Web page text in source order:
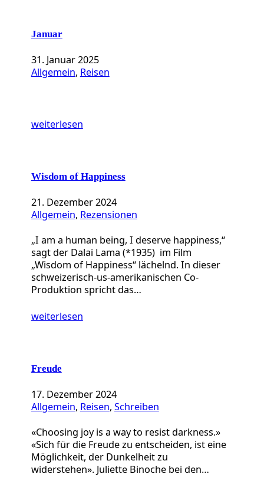
Januar
31. Januar 2025
Allgemein, Reisen
weiterlesen
Wisdom of Happiness
21. Dezember 2024
Allgemein, Rezensionen
„I am a human being, I deserve happiness,“
sagt der Dalai Lama (*1935) im Film
„Wisdom of Happiness“ lächelnd. In dieser
schweizerisch-us-amerikanischen Co-
Produktion spricht das…
weiterlesen
Freude
17. Dezember 2024
Allgemein, Reisen, Schreiben
«Choosing joy is a way to resist darkness.»
«Sich für die Freude zu entscheiden, ist eine
Möglichkeit, der Dunkelheit zu
widerstehen». Juliette Binoche bei den…